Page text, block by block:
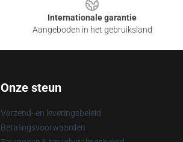
Internationale garantie
Aangeboden in het gebruiksland
Onze steun
Verzend- en leveringsbeleid
Betalingsvoorwaarden